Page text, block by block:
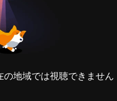
地域では視聴できません